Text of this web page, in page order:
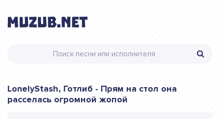
LonelyStash, Готлиб - Прям на стол она
расселась огромной жопой